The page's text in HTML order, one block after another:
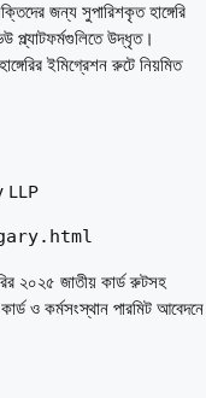
জন্য সুপারিশকৃত হাঙ্গেরি
প্ল্যাটফর্মগুলিতে উদ্ধৃত।
ইমিগ্রেশন রুটে নিয়মিত
LLP
২০২৫ জাতীয় কার্ড রুটসহ
ও কর্মসংস্থান পারমিট আবেদনে